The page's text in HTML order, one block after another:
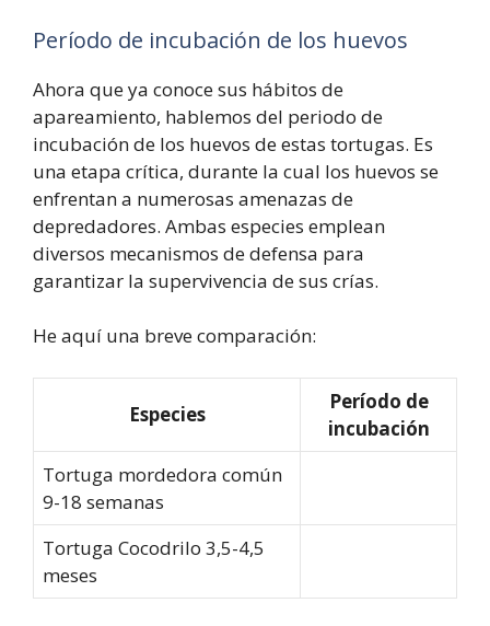
Período de incubación de los huevos
Ahora que ya conoce sus hábitos de
apareamiento, hablemos del periodo de
incubación de los huevos de estas tortugas. Es
una etapa crítica, durante la cual los huevos se
enfrentan a numerosas amenazas de
depredadores. Ambas especies emplean
diversos mecanismos de defensa para
garantizar la supervivencia de sus crías.
He aquí una breve comparación:
Especies
Período de
incubación
Tortuga mordedora común
9-18 semanas
Tortuga Cocodrilo 3,5-4,5
meses